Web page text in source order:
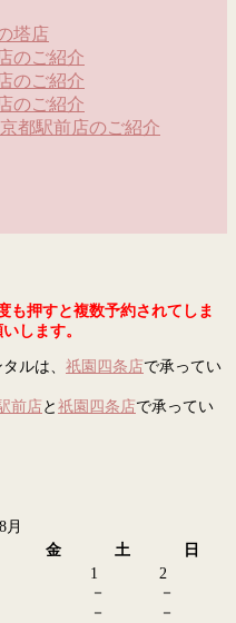
塔店
のご紹介
のご紹介
のご紹介
都駅前店のご紹介
押すと複数予約されてしま
します。
ルは、 祇園四条店で承ってい
前店と 祇園四条店で承ってい
月
金 土
日
1
－
－
2
－
－